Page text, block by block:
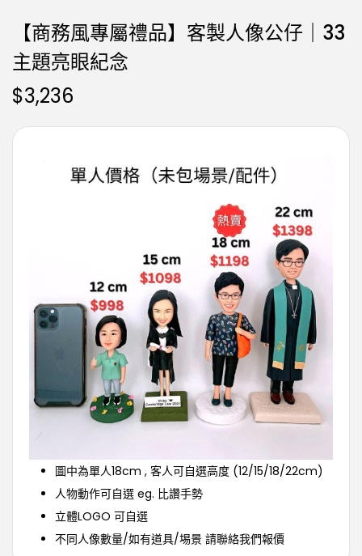
【商務風專屬禮品】客製人像公仔｜33
主題亮眼紀念
$3,236
圖中為單人18cm , 客人可自選高度 (12/15/18/22cm)
人物動作可自選 eg. 比讚手勢
立體LOGO 可自選
不同人像數量/如有道具/埸景 請聯絡我們報價